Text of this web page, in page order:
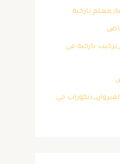
باركية
باركية في
حي